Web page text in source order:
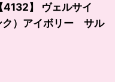
】 ヴェルサイ
）アイボリー サル